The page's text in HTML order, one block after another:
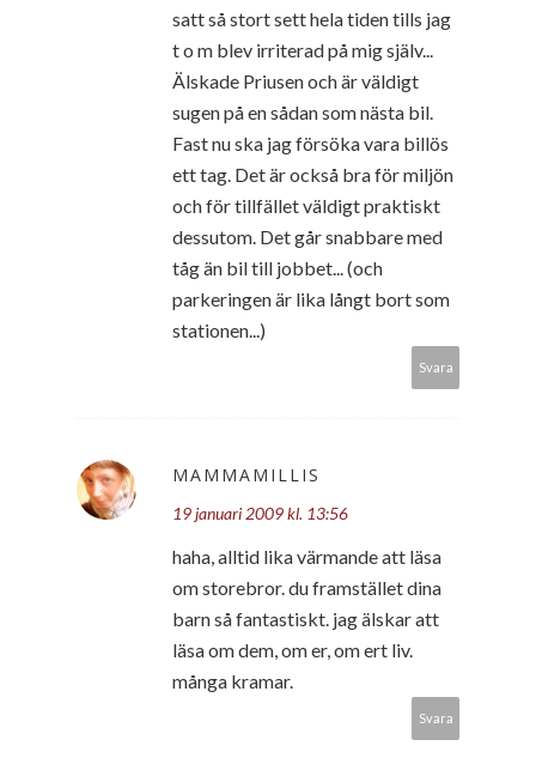
satt så stort sett hela tiden tills jag
t o m blev irriterad på mig själv...
Älskade Priusen och är väldigt
sugen på en sådan som nästa bil.
Fast nu ska jag försöka vara billös
ett tag. Det är också bra för miljön
och för tillfället väldigt praktiskt
dessutom. Det går snabbare med
tåg än bil till jobbet... (och
parkeringen är lika långt bort som
stationen...)
Svara
MAMMAMILLIS
19 januari 2009 kl. 13:56
haha, alltid lika värmande att läsa
om storebror. du framstället dina
barn så fantastiskt. jag älskar att
läsa om dem, om er, om ert liv.
många kramar.
Svara